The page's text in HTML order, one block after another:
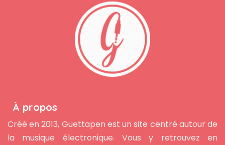
À propos
Créé en 2013, Guettapen est un site centré autour de
la musique électronique. Vous y retrouvez en